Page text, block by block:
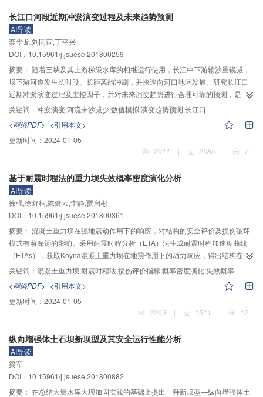
析，系统检验了糙率空间分布平滑度权重系数、糙率初始估值和测站个数对河
道糙率动态反演效果的影响。结果表明：1）通过调整糙率空间分布平滑度权重
系数，可以有效控制糙率动态反演的稳定性和空间反演特性；2）靠近监测点的
河道糙率反演值趋于真实值，远离监测点的河道糙率反演值趋于空间分布平
滑；3）靠近监测点的河道糙率反演值受初始估值影响较小，远离监测点的河道
糙率反演值受初始估值影响较大；4）糙率初始估值越精确，监测点个数越多，
则动态反演开始阶段的波动调整幅度越小，糙率系统误差越小，反演效果越
好。所提出的模型综合了河道糙率先验知识和糙率反演的特征，可有效用于城
长江口河段近期冲淤演变过程及未来趋势预测
AI导读
栾华龙,刘同宦,丁平兴
DOI：10.15961/j.jsuese.201800259
摘要： 随着三峡及其上游梯级水库的相继运行使用，长江中下游输沙量锐减，
坝下游河道发生长时段、长距离的冲刷，并快速向河口地区发展。研究长江口
近期冲淤演变过程及主控因子，并对未来演变趋势进行合理可靠的预测，是当
前河口演变及治理研究的一大难题。利用GIS方法定量分析了长江口河段（徐六
泾至横沙）1997年以来的冲淤演变特征，在此基础上使用经充分率定和验证后
的长江口年代际冲淤演变数学模型（Delft3D），预测至2030年和2050年长江
口河段冲淤演变趋势。根据实测冲淤过程定量分析可知，1997—2015年长江口
河段局部河势发生显著调整，整体呈冲刷下切态势，冲刷强度随来沙量减少而
m以下的深槽，浅滩以淤积为主。数值模拟预测结果表明：现状来沙量（1.25
亿t/a）条件下该河段2015—2030年保持强烈冲刷；2030—2050年冲刷有所减
弱，但在极端低来沙量（1.00 亿t/a）条件下维持强烈冲刷，且存在由“淤滩刷
槽”转变为“刷滩刷槽”的趋势。在自然条件及人类活动的双重影响下，河口冲淤
演变过程复杂多变，作者所给出的演变趋势预测结果可为长江口综合整治提供
技术支撑。
关键词： 冲淤演变;河流来沙减少;数值模拟;演变趋势预测;长江口
<网络PDF> <引用本文>
更新时间： 2024-01-05
2911
| 2085 | 7
基于耐震时程法的重力坝失效概率密度演化分析
AI导读
徐强,徐舒桐,陈健云,李静,贾启彬
DOI：10.15961/j.jsuese.201800361
摘要： 混凝土重力坝在强地震动作用下的响应，对结构的安全评价及损伤破坏
模式有着深远的影响。采用耐震时程分析（ETA）法生成耐震时程加速度曲线
（ETAs），获取Koyna混凝土重力坝在地震作用下的动力响应，得出结构在不
同损伤评价指标下的概率密度演化过程及失效概率时程曲线。建立Koyna混凝
土重力坝有限元模型，模拟坝体在ETA时程下（对应均匀增加的峰值加速度）的
动力响应及损伤过程；采用塑性耗散能、损伤耗散能、损伤体积及基准损伤体
积作为损伤评价指标，基于概率密度演化（PDE）理论，建立其概率密度演化
模型，利用概率密度演化法计算不同损伤评价指标下的概率密度曲线随ETA时程
结合概率密度曲线与失效概率的关系，分析并比较不同损伤评价指标、不同评
价标准下的失效概率时程曲线，实现了坝体在不同峰值加速度地震动下的失效
概率分析评价。对于以往的研究结果，损伤评价指标服从正态分布只是一种假
定，并没有详细的依据，从本文的分析结果可以看出：损伤评价指标的概率密
度分布结果只是近似于正态分布的形式，用PDE法得到的损伤评价指标的概率
关键词： 混凝土重力坝;耐震时程法;损伤评价指标;概率密度演化;失效概率
<网络PDF> <引用本文>
更新时间： 2024-01-05
2269
| 1511 | 12
纵向增强体土石坝新坝型及其安全运行性能分析
AI导读
梁军
DOI：10.15961/j.jsuese.201800882
摘要： 在总结大量水库大坝加固实践的基础上提出一种新坝型—纵向增强体土